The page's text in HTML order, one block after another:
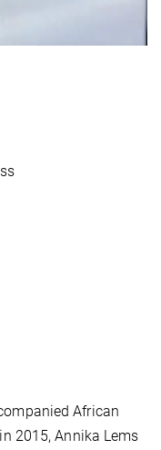
African
2015, Annika Lems